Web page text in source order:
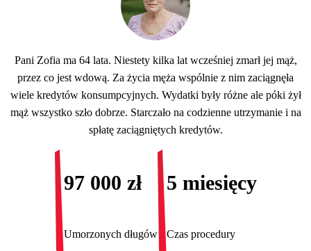
Pani Zofia ma 64 lata. Niestety kilka lat wcześniej zmarł jej mąż,
przez co jest wdową. Za życia męża wspólnie z nim zaciągnęła
wiele kredytów konsumpcyjnych. Wydatki były różne ale póki żył
mąż wszystko szło dobrze. Starczało na codzienne utrzymanie i na
spłatę zaciągniętych kredytów.
97 000 zł
Umorzonych długów
5 miesięcy
Czas procedury